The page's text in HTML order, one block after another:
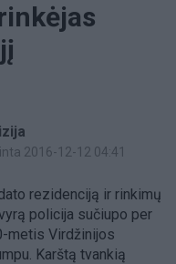
2016-12-12 04:41
rezidenciją ir rinkimų
policija sučiupo per
metis Virdžinijos
Karštą tvankią